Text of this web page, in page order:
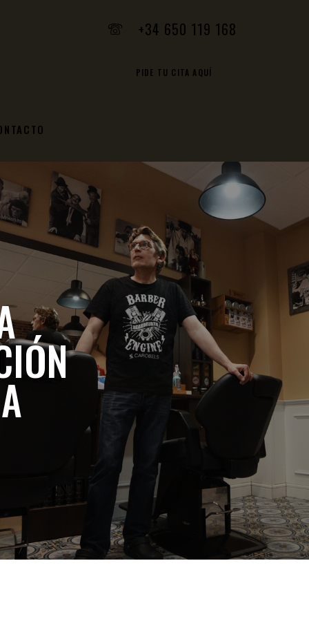
+34 650 119 168
PIDE TU CITA AQUÍ